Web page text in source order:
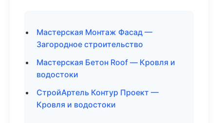
Мастерская Монтаж Фасад —
Загородное строительство
Мастерская Бетон Roof — Кровля и
водостоки
СтройАртель Контур Проект —
Кровля и водостоки